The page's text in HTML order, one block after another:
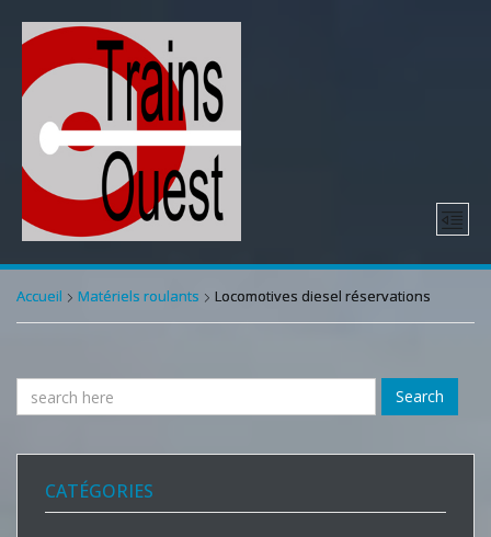
Accueil Matériels roulants Locomotives diesel réservations
Search
CATÉGORIES